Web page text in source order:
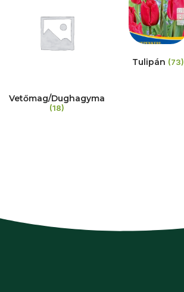
Vetőmag/Dughagyma
(18)
Tulipán (73)